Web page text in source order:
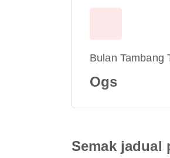
Bulan Tambang
Ogs
Semak jadual